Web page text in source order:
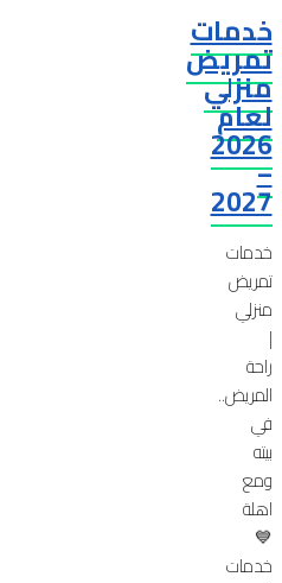
خدمات
تمريض
منزلي
لعام
2026
–
2027
خدمات
تمريض
منزلي
|
راحة
المريض..
في
بيته
ومع
اهلة
💙
خدمات